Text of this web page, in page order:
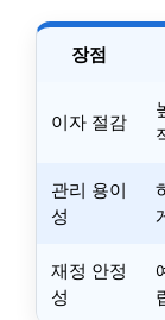
장점
이자 절감
관리 용이
성
재정 안정
성